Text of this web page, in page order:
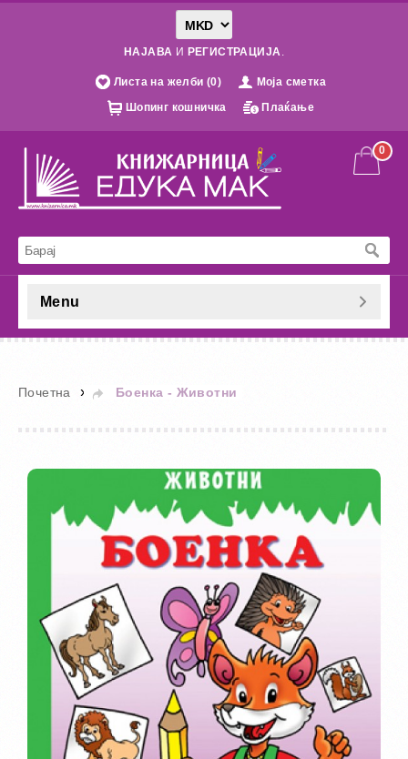
НАЈАВА И РЕГИСТРАЦИЈА.
Листа на желби (0)
Моја сметка
Шопинг кошничка
Плаќање
0
Menu
Почетна » Боенка - Животни